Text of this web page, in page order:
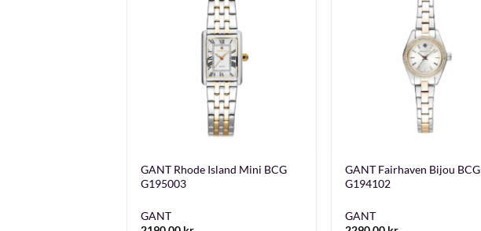
GANT Rhode Island Mini BCG
G195003
GANT
GANT Fairhaven Bijou BCG
G194102
GANT